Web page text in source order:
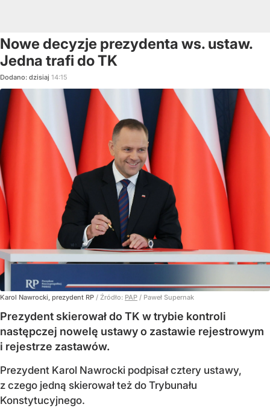
Nowe decyzje prezydenta ws. ustaw.
Jedna trafi do TK
Dodano: dzisiaj 14:15
Karol Nawrocki, prezydent RP / Źródło: PAP / Paweł Supernak
Prezydent skierował do TK w trybie kontroli
następczej nowelę ustawy o zastawie rejestrowym
i rejestrze zastawów.
Prezydent Karol Nawrocki podpisał cztery ustawy,
z czego jedną skierował też do Trybunału
Konstytucyjnego.